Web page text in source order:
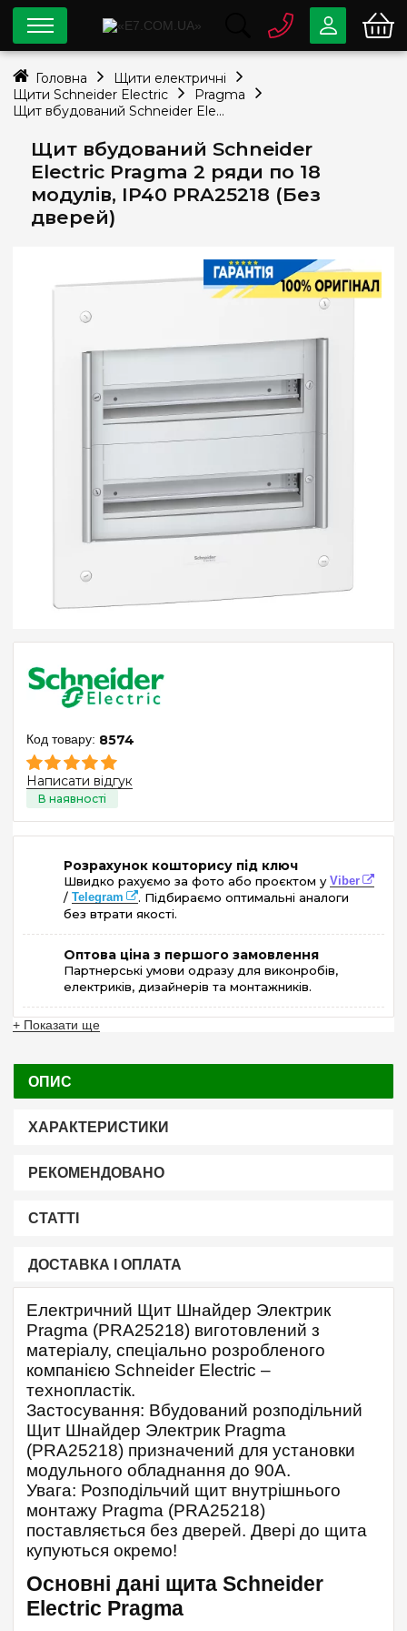
Щит вбудований Schneider
Electric Pragma 2 ряди по 18
модулів, IP40 PRA25218 (Без
дверей)
8574
Написати відгук
Розрахунок кошторису під ключ
Швидко рахуємо за фото або проєктом у Viber
/ Telegram
. Підбираємо оптимальні аналоги
без втрати якості.
Оптова ціна з першого замовлення
Партнерські умови одразу для виконробів,
електриків, дизайнерів та монтажників.
+ Показати ще
ОПИС
ХАРАКТЕРИСТИКИ
РЕКОМЕНДОВАНО
СТАТТІ
ДОСТАВКА І ОПЛАТА
Електричний Щит Шнайдер Электрик
Pragma (PRA25218) виготовлений з
матеріалу, спеціально розробленого
компанією Schneider Electric –
технопластік.
Застосування: Вбудований розподільний
Щит Шнайдер Электрик Pragma
(PRA25218) призначений для установки
модульного обладнання до 90А.
Увага: Розподільчий щит внутрішнього
монтажу Pragma (PRA25218)
поставляється без дверей. Двері до щита
купуються окремо!
Основні дані щита Schneider
Electric Pragma
0 800
Безкоштовно
info@e7.com.ua
334-79-78
Viber Telegram
Головна
Щити електричні
Щити Schneider Electric
Pragma
Щит вбудований Schneider Electric Pragma 2 ряди по 18 модулів, IP40 PRA25218 (Без дверей)